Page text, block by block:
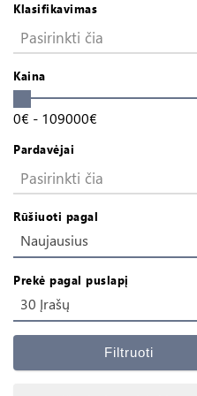
Klasifikavimas
Pasirinkti čia
Kaina
0€ - 109000€
Pardavėjai
Pasirinkti čia
Rūšiuoti pagal
Naujausius
Prekė pagal puslapį
30 Įrašų
Filtruoti